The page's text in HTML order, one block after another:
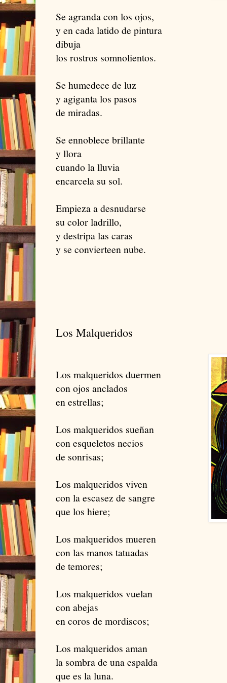
Se agranda con los ojos,
y en cada latido de pintura
dibuja
los rostros somnolientos.
Se humedece de luz
y agiganta los pasos
de miradas.
Se ennoblece brillante
y llora
cuando la lluvia
encarcela su sol.
Empieza a desnudarse
su color ladrillo,
y destripa las caras
y se convierteen nube.
Los Malqueridos
Los malqueridos duermen
con ojos anclados
en estrellas;
Los malqueridos sueñan
con esqueletos necios
de sonrisas;
Los malqueridos viven
con la escasez de sangre
que los hiere;
Los malqueridos mueren
con las manos tatuadas
de temores;
Los malqueridos vuelan
con abejas
en coros de mordiscos;
Los malqueridos aman
la sombra de una espalda
que es la luna.